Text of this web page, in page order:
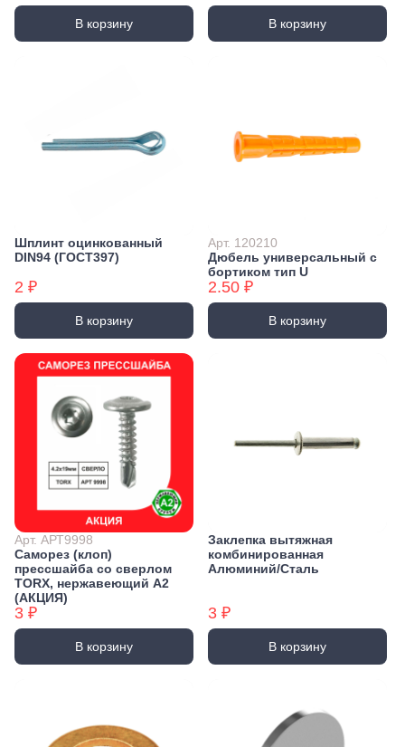
В корзину В корзину
Шплинт оцинкованный
DIN94 (ГОСТ397)
2 ₽
В корзину
Арт. 120210
Дюбель универсальный с
бортиком тип U
2.50 ₽
В корзину
Арт. АРТ9998
Саморез (клоп)
прессшайба со сверлом
TORX, нержавеющий А2
(АКЦИЯ)
3 ₽
В корзину
Заклепка вытяжная
комбинированная
Алюминий/Сталь
3 ₽
В корзину